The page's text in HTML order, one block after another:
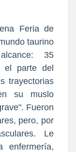
Feria de
taurino
35
el parte del
trayectorias
su muslo
Fueron
pero, por
Le
enfermería,